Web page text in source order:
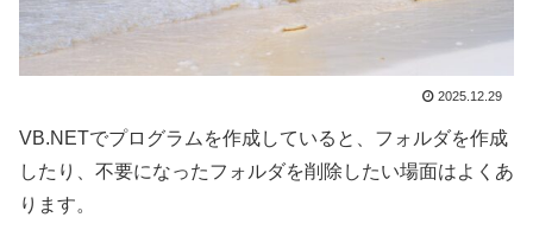
2025.12.29
VB.NETでプログラムを作成していると、フォルダを作成
したり、不要になったフォルダを削除したい場面はよくあ
ります。